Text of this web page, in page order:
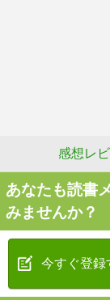
感想レ
あなたも読書
みませんか？
今すぐ登録